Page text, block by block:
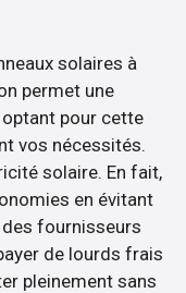
solaires à
permet une
pour cette
vos nécessités.
solaire. En fait,
en évitant
des fournisseurs
de lourds frais
pleinement sans